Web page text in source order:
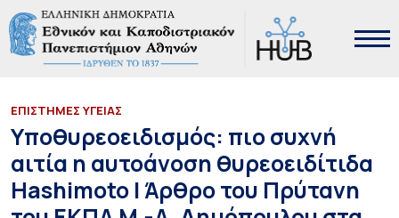
ΕΠΙΣΤΗΜΕΣ ΥΓΕΙΑΣ
Υποθυρεοειδισμός: πιo συχνή
αιτία η αυτοάνοση θυρεοειδίτιδα
Hashimoto | Άρθρο του Πρύτανη